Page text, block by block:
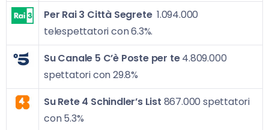
Per Rai 3 Città Segrete1.094.000
telespettatori con 6.3%.
Su Canale 5 C’è Poste per te4.809.000
spettatori con 29.8%
Su Rete 4 Schindler’s List 867.000 spettatori
con 5.3%